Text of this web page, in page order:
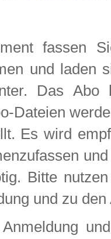
fassen
und laden
Das
Dateien
Es wird
Bitte
und zu